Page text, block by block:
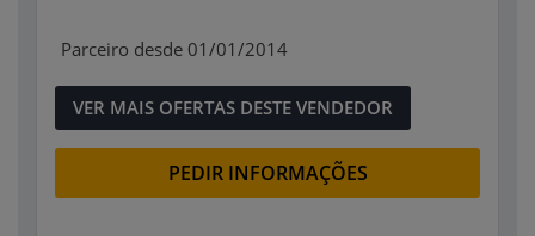
Parceiro desde 01/01/2014
VER MAIS OFERTAS DESTE VENDEDOR
PEDIR INFORMAÇÕES